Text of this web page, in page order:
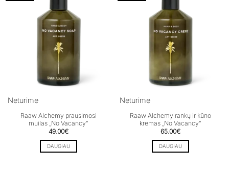
Neturime
Raaw Alchemy prausimosi
muilas „No Vacancy”
49.00€
DAUGIAU
Neturime
Raaw Alchemy rankų ir kūno
kremas „No Vacancy”
65.00€
DAUGIAU